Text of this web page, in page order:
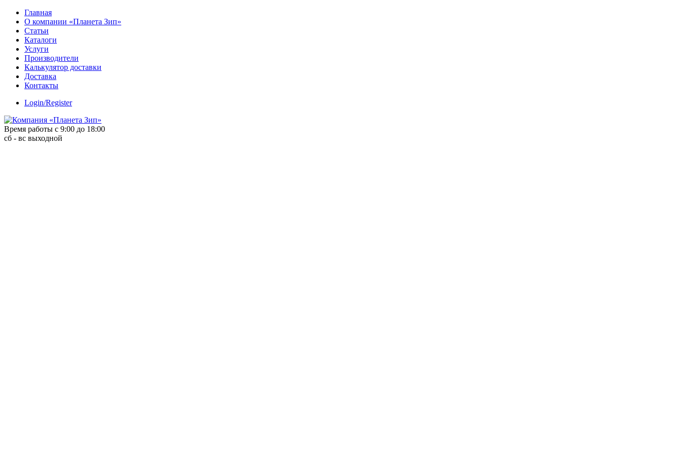
Skip
content
Главная
О компании «Планета Зип»
Статьи
Каталоги
Услуги
Производители
Калькулятор доставки
Доставка
Контакты
Login/Register
Время работы с 9:00 до 18:00
сб - вс выходной